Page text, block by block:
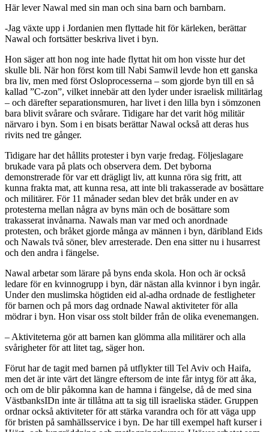
Här lever Nawal med sin man och sina barn och barnbarn.
-Jag växte upp i Jordanien men flyttade hit för kärleken, berättar
Nawal och fortsätter beskriva livet i byn.
Hon säger att hon nog inte hade flyttat hit om hon visste hur det
skulle bli. När hon först kom till Nabi Samwil levde hon ett ganska
bra liv, men med först Osloprocesserna – som gjorde byn till en så
kallad ”C-zon”, vilket innebär att den lyder under israelisk militärlag
– och därefter separationsmuren, har livet i den lilla byn i sömzonen
bara blivit svårare och svårare. Tidigare har det varit hög militär
närvaro i byn. Som i en bisats berättar Nawal också att deras hus
rivits ned tre gånger.
Tidigare har det hållits protester i byn varje fredag. Följeslagare
brukade vara på plats och observera dem. Det byborna
demonstrerade för var ett drägligt liv, att kunna röra sig fritt, att
kunna frakta mat, att kunna resa, att inte bli trakasserade av bosättare
och militärer. För 11 månader sedan blev det bråk under en av
protesterna mellan några av byns män och de bosättare som
trakasserat invånarna. Nawals man var med och anordnade
protesten, och bråket gjorde många av männen i byn, däribland Eids
och Nawals två söner, blev arresterade. Den ena sitter nu i husarrest
och den andra i fängelse.
Nawal arbetar som lärare på byns enda skola. Hon och är också
ledare för en kvinnogrupp i byn, där nästan alla kvinnor i byn ingår.
Under den muslimska högtiden eid al-adha ordnade de festligheter
för barnen och på mors dag ordnade Nawal aktiviteter för alla
mödrar i byn. Hon visar oss stolt bilder från de olika evenemangen.
– Aktiviteterna gör att barnen kan glömma alla militärer och alla
svårigheter för att litet tag, säger hon.
Förut har de tagit med barnen på utflykter till Tel Aviv och Haifa,
men det är inte värt det längre eftersom de inte får intyg för att åka,
och om de blir påkomna kan de hamna i fängelse, då de med sina
VästbanksIDn inte är tillåtna att ta sig till israeliska städer. Gruppen
ordnar också aktiviteter för att stärka varandra och för att väga upp
för bristen på samhällsservice i byn. De har till exempel haft kurser i